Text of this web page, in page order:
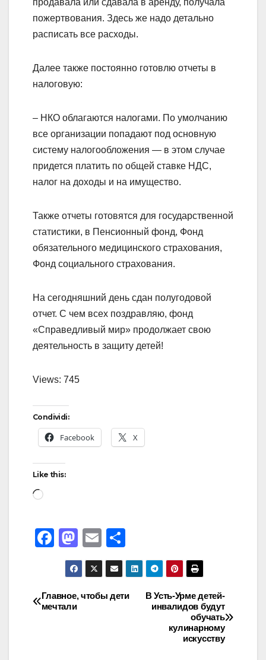
пожертвования. Здесь же надо детально
расписать все расходы.
Далее также постоянно готовлю отчеты в
налоговую:
– НКО облагаются налогами. По умолчанию
все организации попадают под основную
систему налогообложения — в этом случае
придется платить по общей ставке НДС,
налог на доходы и на имущество.
Также отчеты готовятся для государственной
статистики, в Пенсионный фонд, Фонд
обязательного медицинского страхования,
Фонд социального страхования.
На сегодняшний день сдан полугодовой
отчет. С чем всех поздравляю, фонд
«Справедливый мир» продолжает свою
деятельность в защиту детей!
Views: 745
Condividi:
Facebook X
Like this:
F
e
b
M
a
st
o
E
m
ail
h
ar
e
В Усть-Урме детей-
инвалидов будут
обучать
кулинарному
искусству
Главное, чтобы дети
мечтали